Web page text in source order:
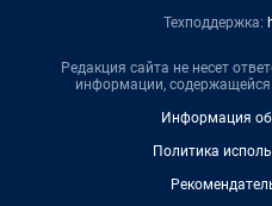
Техподдержка:
Редакция сайта не несет
информации,
Информация об
Политика